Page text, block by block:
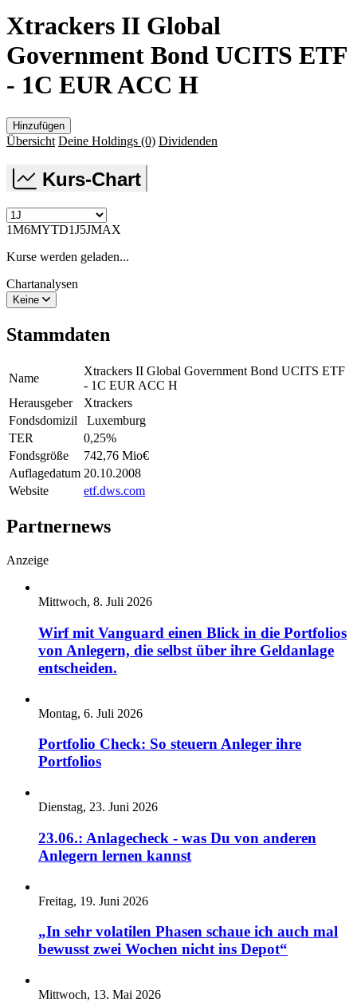
Xtrackers II Global
Government Bond UCITS ETF
- 1C EUR ACC H
Hinzufügen
Übersicht Deine Holdings (0) Dividenden
Kurs-Chart
1M6MYTD1J5JMAX
Kurse werden geladen...
Chartanalysen
Keine
Stammdaten
Name
Xtrackers II Global Government Bond UCITS ETF
- 1C EUR ACC H
Herausgeber
Xtrackers
Fondsdomizil
Luxemburg
TER
0,25%
Fondsgröße
742,76 Mio€
Auflagedatum 20.10.2008
Website
etf.dws.com
Partnernews
Anzeige
Mittwoch, 8. Juli 2026
Wirf mit Vanguard einen Blick in die Portfolios
von Anlegern, die selbst über ihre Geldanlage
entscheiden.
Montag, 6. Juli 2026
Portfolio Check: So steuern Anleger ihre
Portfolios
Dienstag, 23. Juni 2026
23.06.: Anlagecheck - was Du von anderen
Anlegern lernen kannst
Freitag, 19. Juni 2026
„In sehr volatilen Phasen schaue ich auch mal
bewusst zwei Wochen nicht ins Depot“
Mittwoch, 13. Mai 2026